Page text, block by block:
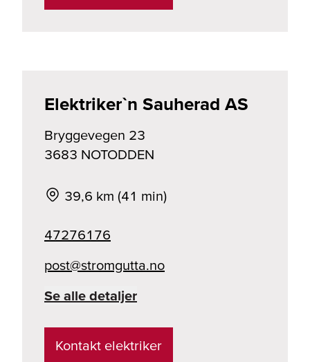
Elektriker`n Sauherad AS
Bryggevegen 23
3683 NOTODDEN
39,6 km (41 min)
47276176
on.attugmorts@tsop
Se alle detaljer
Kontakt elektriker